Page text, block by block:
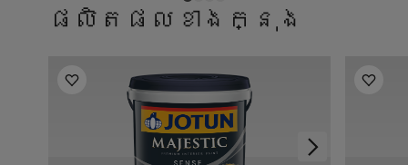
ផលិតផលខាងក្នុង